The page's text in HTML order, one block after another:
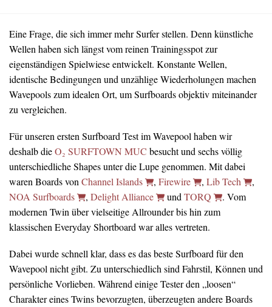
Eine Frage, die sich immer mehr Surfer stellen. Denn künstliche
Wellen haben sich längst vom reinen Trainingsspot zur
eigenständigen Spielwiese entwickelt. Konstante Wellen,
identische Bedingungen und unzählige Wiederholungen machen
Wavepools zum idealen Ort, um Surfboards objektiv miteinander
zu vergleichen.
Für unseren ersten Surfboard Test im Wavepool haben wir
deshalb dieO₂ SURFTOWN MUC besucht und sechs völlig
unterschiedliche Shapes unter die Lupe genommen. Mit dabei
waren Boards von Channel Islands , Firewire , Lib Tech
,
NOA Surfboards
, Delight Alliance und TORQ
. Vom
modernen Twin über vielseitige Allrounder bis hin zum
klassischen Everyday Shortboard war alles vertreten.
Dabei wurde schnell klar, dass es das beste Surfboard für den
Wavepool nicht gibt. Zu unterschiedlich sind Fahrstil, Können und
persönliche Vorlieben. Während einige Tester den „loosen“
Charakter eines Twins bevorzugten, überzeugten andere Boards